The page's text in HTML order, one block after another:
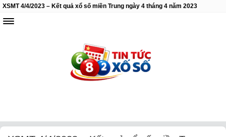
XSMT 4/4/2023 – Kết quả xổ số miền Trung ngày 4 tháng 4 năm 2023